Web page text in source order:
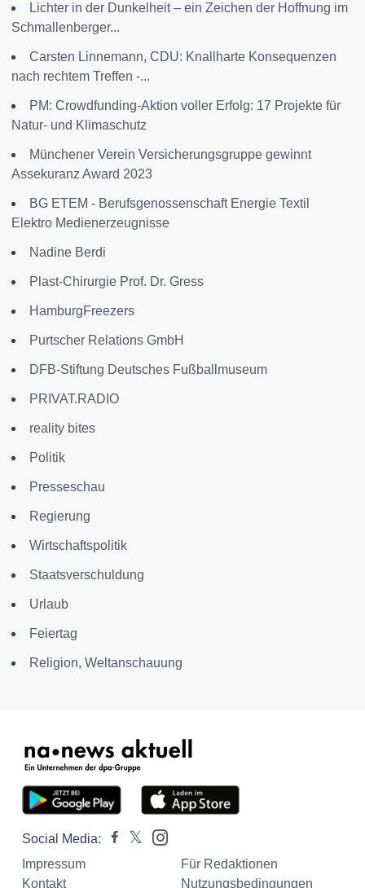
Lichter in der Dunkelheit – ein Zeichen der Hoffnung im
Schmallenberger...
Carsten Linnemann, CDU: Knallharte Konsequenzen
nach rechtem Treffen -...
PM: Crowdfunding-Aktion voller Erfolg: 17 Projekte für
Natur- und Klimaschutz
Münchener Verein Versicherungsgruppe gewinnt
Assekuranz Award 2023
BG ETEM - Berufsgenossenschaft Energie Textil
Elektro Medienerzeugnisse
Nadine Berdi
Plast-Chirurgie Prof. Dr. Gress
HamburgFreezers
Purtscher Relations GmbH
DFB-Stiftung Deutsches Fußballmuseum
PRIVAT.RADIO
reality bites
Politik
Presseschau
Regierung
Wirtschaftspolitik
Staatsverschuldung
Urlaub
Feiertag
Religion, Weltanschauung
Social Media:
Impressum
Für Redaktionen
Kontakt
Nutzungsbedingungen